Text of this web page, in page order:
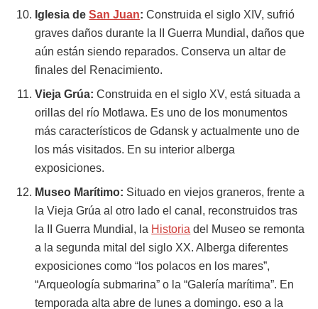
Iglesia deSan Juan: Construida el siglo XIV, sufrió
graves daños durante la II Guerra Mundial, daños que
aún están siendo reparados. Conserva un altar de
finales del Renacimiento.
Vieja Grúa: Construida en el siglo XV, está situada a
orillas del río Motlawa. Es uno de los monumentos
más característicos de Gdansk y actualmente uno de
los más visitados. En su interior alberga
exposiciones.
Museo Marítimo: Situado en viejos graneros, frente a
la Vieja Grúa al otro lado el canal, reconstruidos tras
la II Guerra Mundial, la Historia del Museo se remonta
a la segunda mital del siglo XX. Alberga diferentes
exposiciones como “los polacos en los mares”,
“Arqueología submarina” o la “Galería marítima”. En
temporada alta abre de lunes a domingo. eso a la